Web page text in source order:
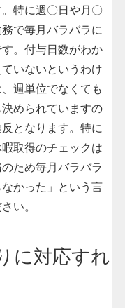
特に週〇日や月〇
で毎月バラバラに
。付与日数がわか
いないというわけ
週単位でなくても
められていますの
となります。特に
取得のチェックは
ため毎月バラバラ
かった」という言
い。
に対応すれ